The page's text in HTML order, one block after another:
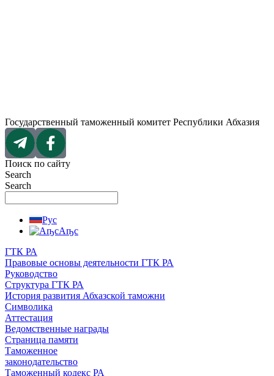
Государственный таможенный комитет Республики Абхазия
Поиск по сайту
Search
Search
Рус
Аҧс
ГТК РА
Правовые основы деятельности ГТК РА
Руководство
Структура ГТК РА
История развития Абхазской таможни
Символика
Аттестация
Ведомственные награды
Страница памяти
Таможенное
законодательство
Таможенный кодекс РА